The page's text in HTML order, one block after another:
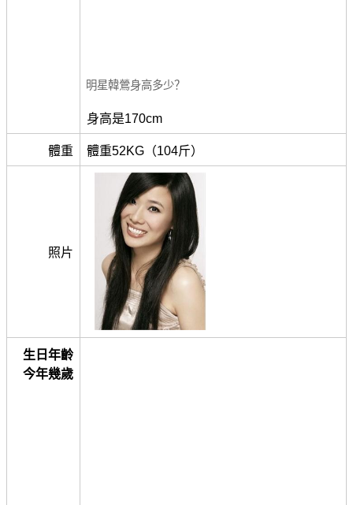
明星韓鶯身高多少？
身高是170cm
體重 體重52KG（104斤）
照片
生日年齡
今年幾歲